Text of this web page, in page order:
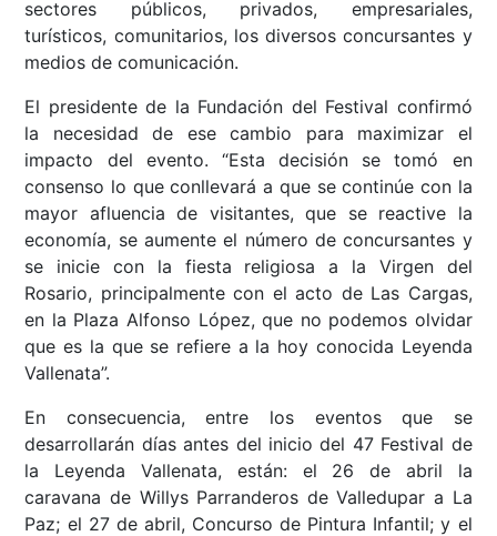
sectores públicos, privados, empresariales,
turísticos, comunitarios, los diversos concursantes y
medios de comunicación.
El presidente de la Fundación del Festival confirmó
la necesidad de ese cambio para maximizar el
impacto del evento. “Esta decisión se tomó en
consenso lo que conllevará a que se continúe con la
mayor afluencia de visitantes, que se reactive la
economía, se aumente el número de concursantes y
se inicie con la fiesta religiosa a la Virgen del
Rosario, principalmente con el acto de Las Cargas,
en la Plaza Alfonso López, que no podemos olvidar
que es la que se refiere a la hoy conocida Leyenda
Vallenata”.
En consecuencia, entre los eventos que se
desarrollarán días antes del inicio del 47 Festival de
la Leyenda Vallenata, están: el 26 de abril la
caravana de Willys Parranderos de Valledupar a La
Paz; el 27 de abril, Concurso de Pintura Infantil; y el